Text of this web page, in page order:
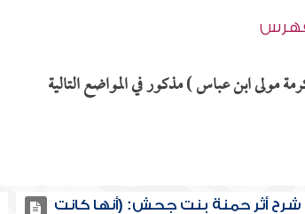
مولى ابن عباس ) مذكور في المواضع التالية
شرح أثر حمنة بنت جحش: (أنها كانت